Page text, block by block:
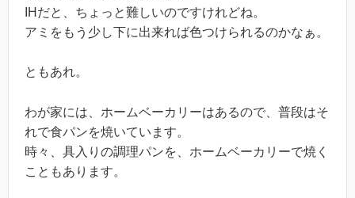
IHだと、ちょっと難しいのですけれどね。
アミをもう少し下に出来れば色つけられるのかなぁ。
ともあれ。
わが家には、ホームベーカリーはあるので、普段はそ
れで食パンを焼いています。
時々、具入りの調理パンを、ホームベーカリーで焼く
こともあります。